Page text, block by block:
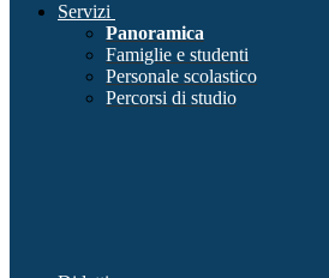
Servizi
Panoramica
Famiglie e studenti
Personale scolastico
Percorsi di studio